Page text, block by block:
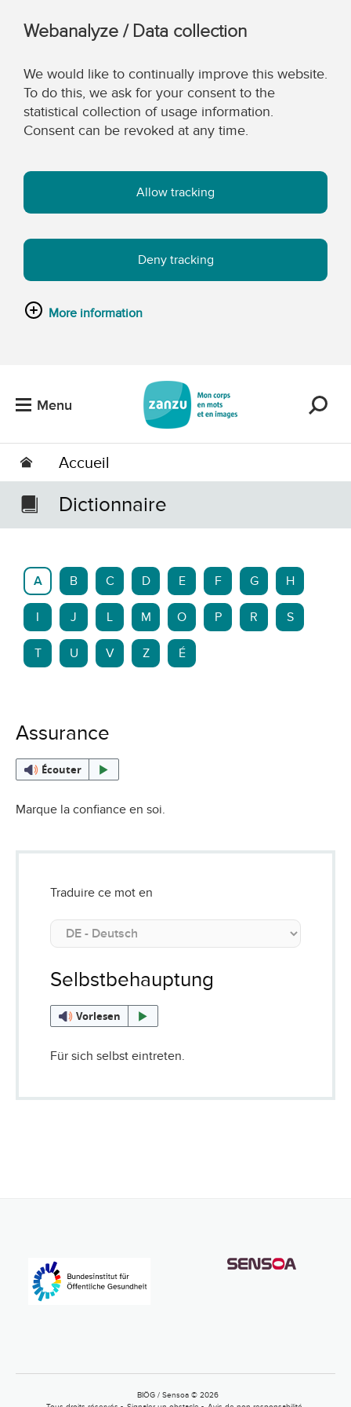
Webanalyze / Data collection
We would like to continually improve this website.
To do this, we ask for your consent to the
statistical collection of usage information.
Consent can be revoked at any time.
Allow tracking
Deny tracking
More information
Menu
Accueil
Dictionnaire
A B C D E F G H
J L M O P R S
T U V Z É
Assurance
Écouter
Marque la confiance en soi.
Traduire ce mot en
Selbstbehauptung
Vorlesen
Für sich selbst eintreten.
BIÖG / Sensoa © 2026